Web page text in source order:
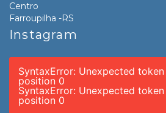
Centro
Farroupilha -RS
Instagram
SyntaxError: Unexpected
position 0
SyntaxError: Unexpected
position 0